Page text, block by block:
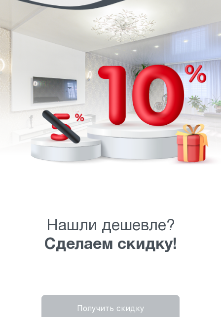
Нашли дешевле?
Сделаем скидку!
Получить скидку